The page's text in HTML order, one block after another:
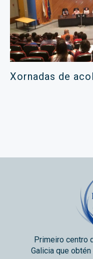
Xornadas de
Primeiro centro
Galicia que